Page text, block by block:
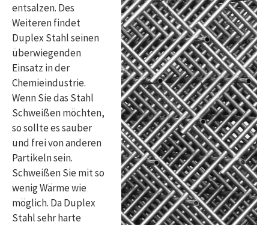
entsalzen. Des
Weiteren findet
Duplex Stahl seinen
überwiegenden
Einsatz in der
Chemieindustrie.
Wenn Sie das Stahl
Schweißen möchten,
so sollte es sauber
und frei von anderen
Partikeln sein.
Schweißen Sie mit so
wenig Wärme wie
möglich. Da Duplex
Stahl sehr harte